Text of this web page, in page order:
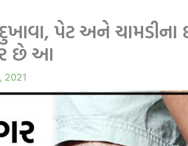
પેટ અને ચામડીના
છે આ
2021